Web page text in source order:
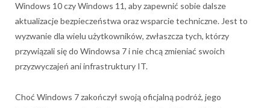
Windows 10 czy Windows 11, aby zapewnić sobie dalsze
aktualizacje bezpieczeństwa oraz wsparcie techniczne. Jest to
wyzwanie dla wielu użytkowników, zwłaszcza tych, którzy
przywiązali się do Windowsa 7 i nie chcą zmieniać swoich
przyzwyczajeń ani infrastruktury IT.
Choć Windows 7 zakończył swoją oficjalną podróż, jego